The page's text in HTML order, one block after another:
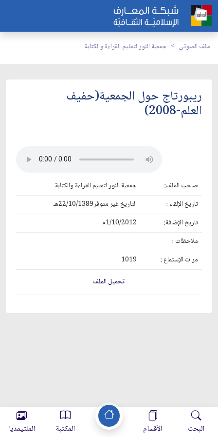
ملف الصوتي جمعية النور لتعليم القراءة والكتابة
ريبورتاج حول الجمعية(حفيف
العلم-2008)
صاحب الملف:
جمعية النور لتعليم القراءة والكتابة
تاريخ الإلقاء :
التاريخ غير متوفر22/10/1389هـ
تاريخ الإضافة:
1/10/2012م
ملاحظات :
مرات الإستماع :
1019
تحميل الملف
البحث الأقسام المكتبة الملتيمديا